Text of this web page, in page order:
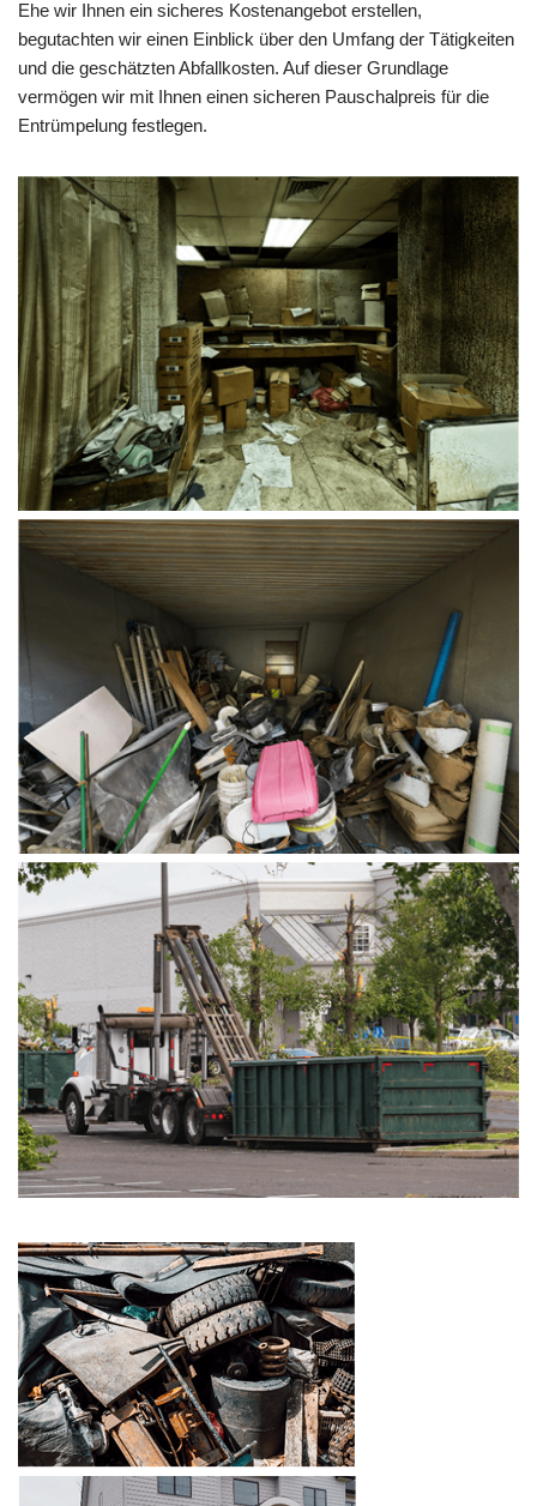
Ehe wir Ihnen ein sicheres Kostenangebot erstellen,
begutachten wir einen Einblick über den Umfang der Tätigkeiten
und die geschätzten Abfallkosten. Auf dieser Grundlage
vermögen wir mit Ihnen einen sicheren Pauschalpreis für die
Entrümpelung festlegen.